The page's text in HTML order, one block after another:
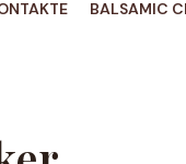
BALSAMIC